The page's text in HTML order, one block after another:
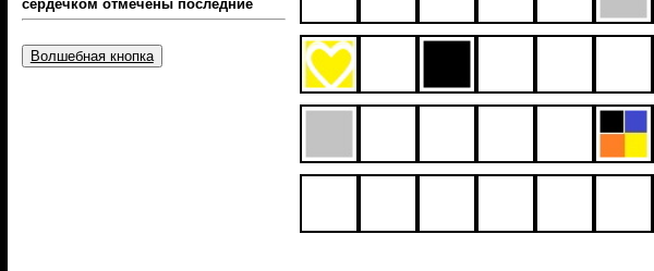
сердечком отмечены последние
Волшебная кнопка